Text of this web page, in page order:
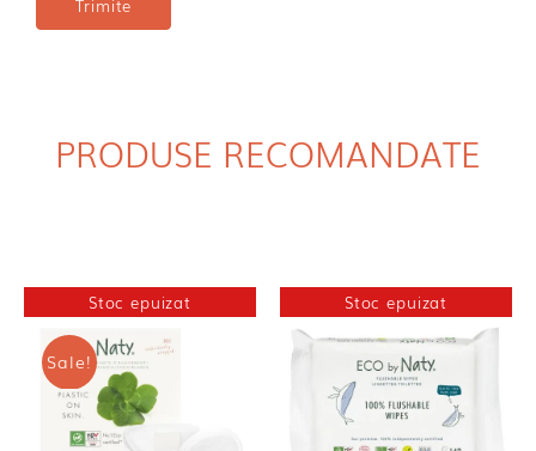
PRODUSE RECOMANDATE
Stoc epuizat
Sale!
Stoc epuizat